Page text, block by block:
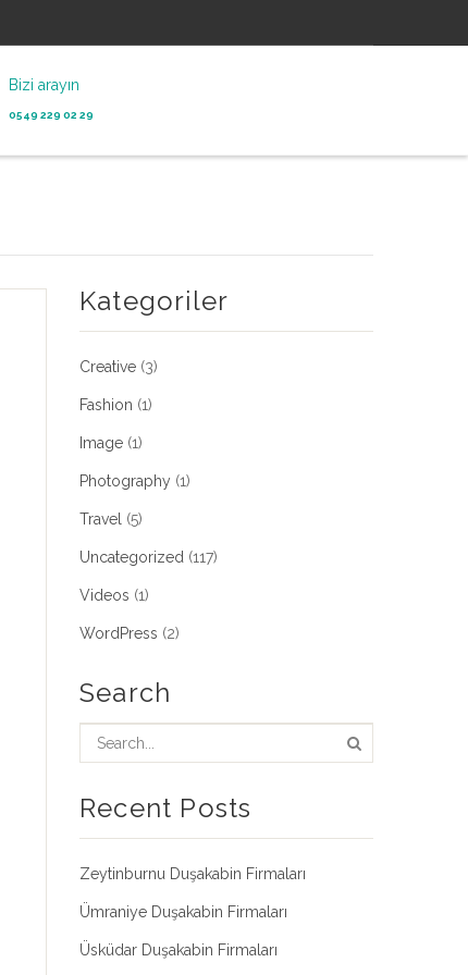
Bizi arayın
0549 229 02 29
Kategoriler
Creative (3)
Fashion (1)
Image (1)
Photography (1)
Travel (5)
Uncategorized (117)
Videos (1)
WordPress (2)
Search
Recent Posts
Zeytinburnu Duşakabin Firmaları
Ümraniye Duşakabin Firmaları
Üsküdar Duşakabin Firmaları